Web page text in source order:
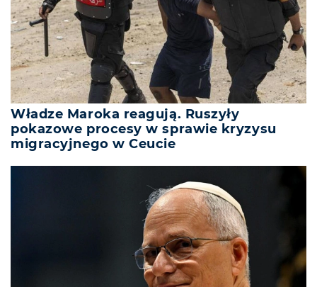
Władze Maroka reagują. Ruszyły
pokazowe procesy w sprawie kryzysu
migracyjnego w Ceucie